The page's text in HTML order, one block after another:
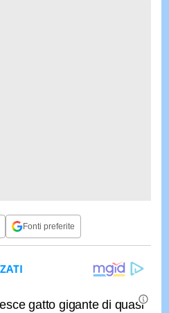
Fonti preferite